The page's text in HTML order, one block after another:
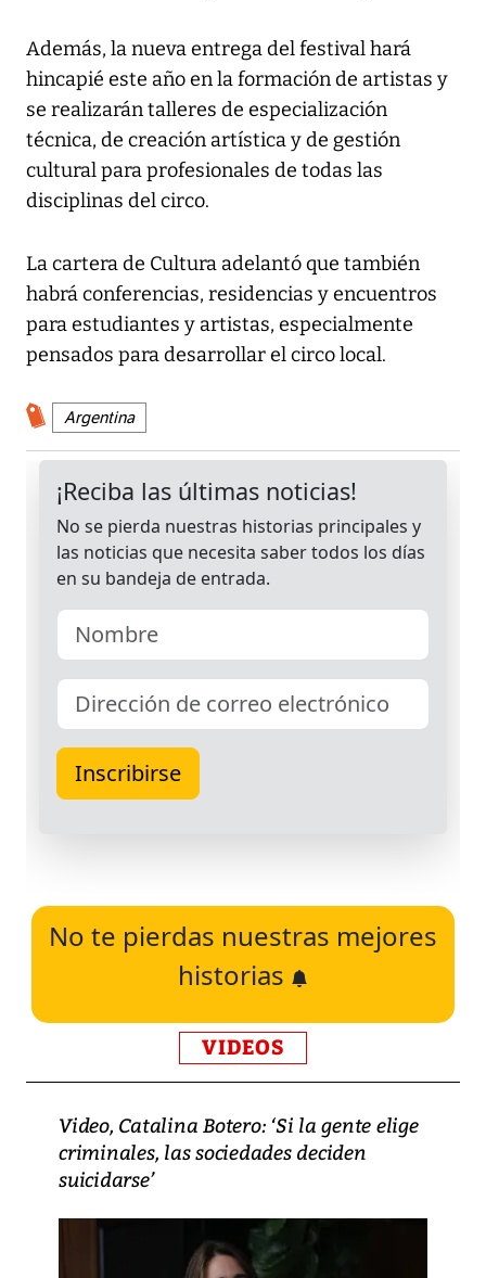
Además, la nueva entrega del festival hará
hincapié este año en la formación de artistas y
se realizarán talleres de especialización
técnica, de creación artística y de gestión
cultural para profesionales de todas las
disciplinas del circo.
La cartera de Cultura adelantó que también
habrá conferencias, residencias y encuentros
para estudiantes y artistas, especialmente
pensados para desarrollar el circo local.
Argentina
No te pierdas nuestras mejores
historias
VIDEOS
Video, Catalina Botero: ‘Si la gente elige
criminales, las sociedades deciden
suicidarse’